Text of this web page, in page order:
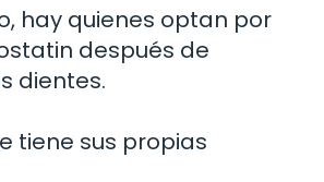
hay quienes optan por
después de
dientes.
tiene sus propias